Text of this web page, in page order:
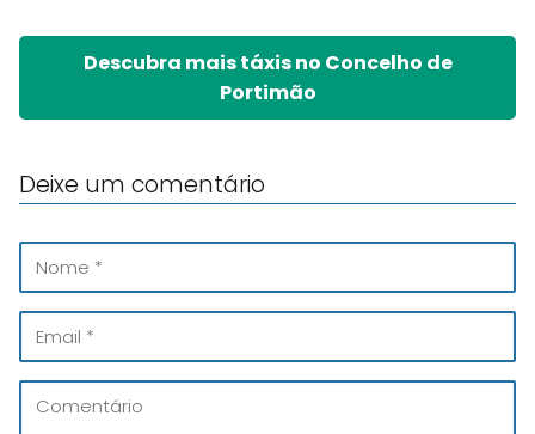
Descubra mais táxis no Concelho de
Portimão
Deixe um comentário